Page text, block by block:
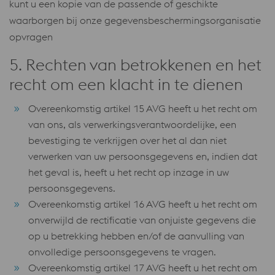
kunt u een kopie van de passende of geschikte
waarborgen bij onze gegevensbeschermingsorganisatie
opvragen
5. Rechten van betrokkenen en het
recht om een ​​klacht in te dienen
Overeenkomstig artikel 15 AVG heeft u het recht om
van ons, als verwerkingsverantwoordelijke, een
bevestiging te verkrijgen over het al dan niet
verwerken van uw persoonsgegevens en, indien dat
het geval is, heeft u het recht op inzage in uw
persoonsgegevens.
Overeenkomstig artikel 16 AVG heeft u het recht om
onverwijld de rectificatie van onjuiste gegevens die
op u betrekking hebben en/of de aanvulling van
onvolledige persoonsgegevens te vragen.
Overeenkomstig artikel 17 AVG heeft u het recht om